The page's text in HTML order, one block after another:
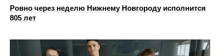
Ровно через неделю Нижнему Новгороду исполнится
805 лет